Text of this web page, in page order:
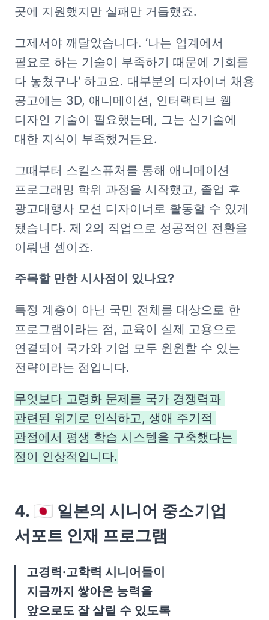
곳에 지원했지만 실패만 거듭했죠.
그제서야 깨달았습니다. ‘나는 업계에서
필요로 하는 기술이 부족하기 때문에 기회를
다 놓쳤구나' 하고요. 대부분의 디자이너 채용
공고에는 3D, 애니메이션, 인터랙티브 웹
디자인 기술이 필요했는데, 그는 신기술에
대한 지식이 부족했거든요.
그때부터 스킬스퓨처를 통해 애니메이션
프로그래밍 학위 과정을 시작했고, 졸업 후
광고대행사 모션 디자이너로 활동할 수 있게
됐습니다. 제 2의 직업으로 성공적인 전환을
이뤄낸 셈이죠.
주목할 만한 시사점이 있나요?
특정 계층이 아닌 국민 전체를 대상으로 한
프로그램이라는 점, 교육이 실제 고용으로
연결되어 국가와 기업 모두 윈윈할 수 있는
전략이라는 점입니다.
무엇보다 고령화 문제를 국가 경쟁력과
관련된 위기로 인식하고, 생애 주기적
관점에서 평생 학습 시스템을 구축했다는
점이 인상적입니다.
4. 🇯🇵 일본의 시니어 중소기업
서포트 인재 프로그램
고경력·고학력 시니어들이
지금까지 쌓아온 능력을
앞으로도 잘 살릴 수 있도록